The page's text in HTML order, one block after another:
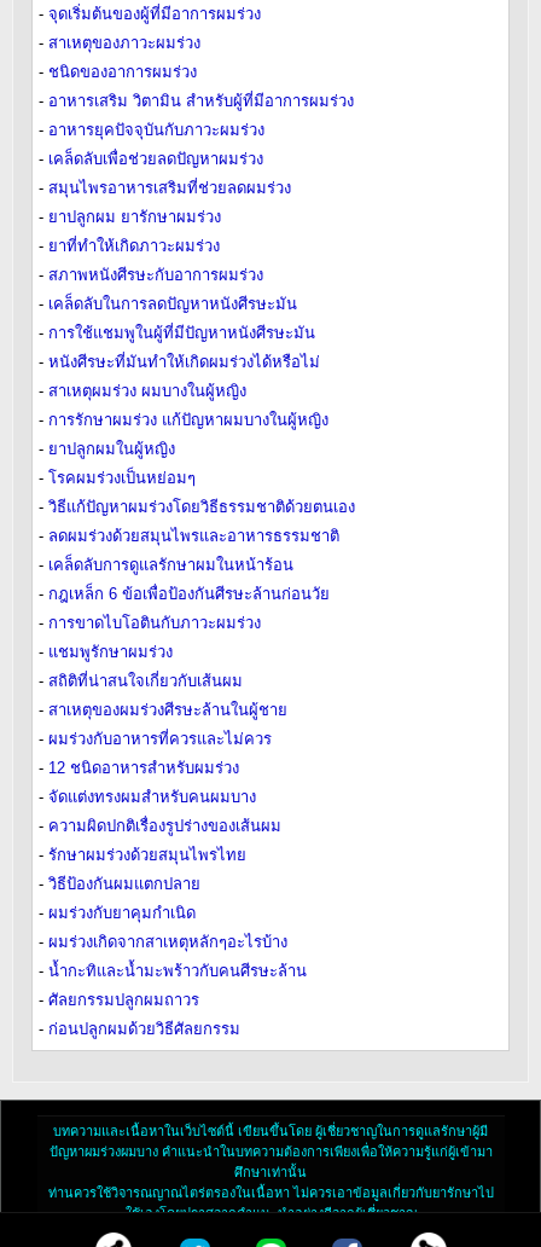
-จุดเริ่มต้นของผู้ที่มีอาการผมร่วง
-สาเหตุของภาวะผมร่วง
-ชนิดของอาการผมร่วง
- อาหารเสริม วิตามิน สำหรับผู้ที่มีอาการผมร่วง
- อาหารยุคปัจจุบันกับภาวะผมร่วง
- เคล็ดลับเพื่อช่วยลดปัญหาผมร่วง
-สมุนไพรอาหารเสริมที่ช่วยลดผมร่วง
- ยาปลูกผม ยารักษาผมร่วง
- ยาที่ทำให้เกิดภาวะผมร่วง
-สภาพหนังศีรษะกับอาการผมร่วง
- เคล็ดลับในการลดปัญหาหนังศีรษะมัน
- การใช้แชมพูในผู้ที่มีปัญหาหนังศีรษะมัน
-หนังศีรษะที่มันทำให้เกิดผมร่วงได้หรือไม่
-สาเหตุผมร่วง ผมบางในผู้หญิง
- การรักษาผมร่วง แก้ปัญหาผมบางในผู้หญิง
- ยาปลูกผมในผู้หญิง
-โรคผมร่วงเป็นหย่อมๆ
-วิธีแก้ปัญหาผมร่วงโดยวิธีธรรมชาติด้วยตนเอง
- ลดผมร่วงด้วยสมุนไพรและอาหารธรรมชาติ
- เคล็ดลับการดูแลรักษาผมในหน้าร้อน
- กฎเหล็ก 6 ข้อเพื่อป้องกันศีรษะล้านก่อนวัย
- การขาดไบโอตินกับภาวะผมร่วง
- แชมพูรักษาผมร่วง
-สถิติที่น่าสนใจเกี่ยวกับเส้นผม
-สาเหตุของผมร่วงศีรษะล้านในผู้ชาย
-ผมร่วงกับอาหารที่ควรและไม่ควร
- 12 ชนิดอาหารสำหรับผมร่วง
-จัดแต่งทรงผมสำหรับคนผมบาง
- ความผิดปกติเรื่องรูปร่างของเส้นผม
-รักษาผมร่วงด้วยสมุนไพรไทย
-วิธีป้องกันผมแตกปลาย
-ผมร่วงกับยาคุมกำเนิด
-ผมร่วงเกิดจากสาเหตุหลักๆอะไรบ้าง
-น้ำกะทิและน้ำมะพร้าวกับคนศีรษะล้าน
-ศัลยกรรมปลูกผมถาวร
- ก่อนปลูกผมด้วยวิธีศัลยกรรม
บทความและเนื้อหาในเว็บไซต์นี้ เขียนขึ้นโดย ผู้เชี่ยวชาญในการดูแลรักษาผู้มี
ปัญหาผมร่วงผมบาง คำแนะนำในบทความต้องการเพียงเพื่อให้ความรู้แก่ผู้เข้ามา
ศึกษาเท่านั้น
ท่านควรใช้วิจารณญาณไตร่ตรองในเนื้อหา ไม่ควรเอาข้อมูลเกี่ยวกับยารักษาไป
ใช้เองโดยปราศจากคำแนะนำอย่างดีจากผู้เชี่ยวชาญ